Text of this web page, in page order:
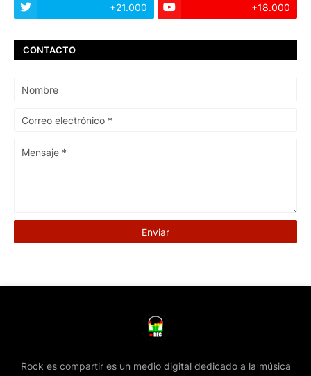
+21.000 +18.000
CONTACTO
Rock es compartir es un medio digital dedicado a la música